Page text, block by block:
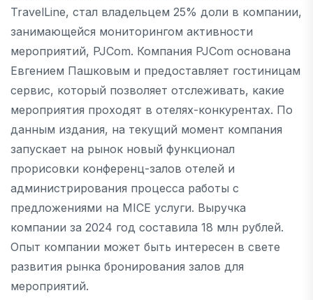
TravelLine, стал владельцем 25% доли в компании,
занимающейся мониторингом активности
мероприятий, PJCom. Компания PJCom основана
Евгением Пашковым и предоставляет гостиницам
сервис, который позволяет отслеживать, какие
мероприятия проходят в отелях-конкурентах. По
данным издания, на текущий момент компания
запускает на рынок новый функционал
прорисовки конференц-залов отелей и
администрирования процесса работы с
предложениями на MICE услуги. Выручка
компании за 2024 год составила 18 млн рублей.
Опыт компании может быть интересен в свете
развития рынка бронирования залов для
мероприятий.